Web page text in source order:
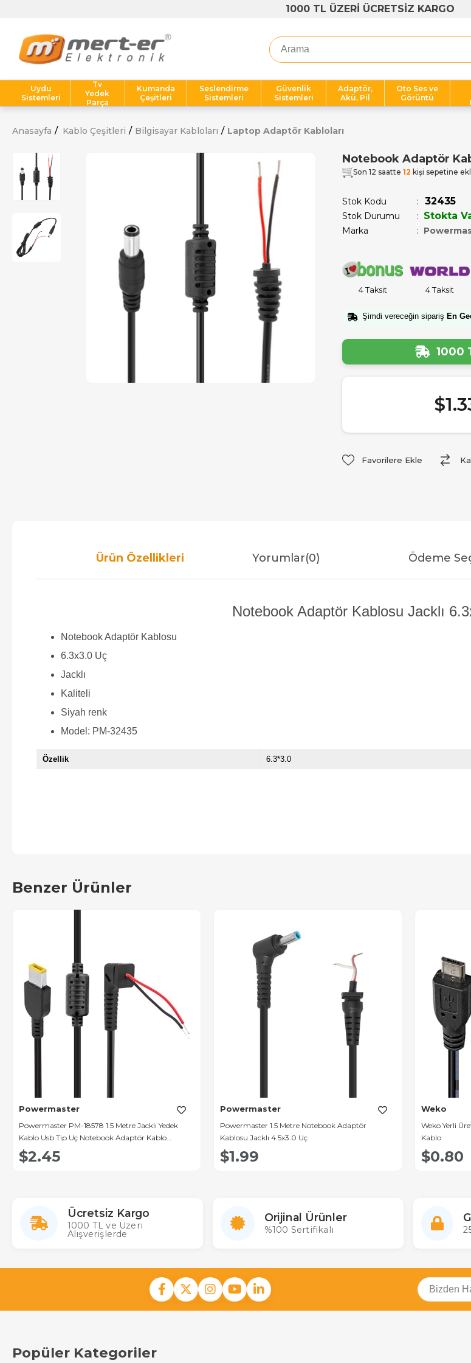
1000 TL ÜZERİ ÜCRETSİZ KARGO
Uydu
Sistemleri
Tv
Yedek
Parça
Kumanda
Çeşitleri
Seslendirme
Sistemleri
Güvenlik
Sistemleri
Adaptör,
Akü, Pil
Oto Ses ve
Görüntü
Anasayfa Kablo Çeşitleri Bilgisayar Kabloları Laptop Adaptör Kabloları
Notebook Adaptör
Son 12 saatte 12 kişi sepetine
Stok Kodu 32435
Stok Durumu : Stokta
Marka :
4 Taksit 4 Taksit
Şimdi vereceğin sipariş En
1000
Favorilere Ekle
Ürün Özellikleri Yorumlar(0) Ödeme
Notebook Adaptör Kablosu Jacklı
Notebook Adaptör Kablosu
6.3x3.0 Uç
Jacklı
Kaliteli
Siyah renk
Model: PM-32435
Özellik 6.3*3.0
Benzer Ürünler
Powermaster
Powermaster PM-18578 1.5 Metre Jacklı Yedek
Kablo Usb Tip Uç Notebook Adaptör Kablo
(Lenovo G-544U)
$2.45
Powermaster
Powermaster 1.5 Metre Notebook Adaptör
Kablosu Jacklı 4.5x3.0 Uç
$1.99
Weko
Weko Yerli
Kablo
$0.80
Ücretsiz Kargo
1000 TL ve Üzeri
Alışverişlerde
Orijinal Ürünler
%100 Sertifikalı
Popüler Kategoriler